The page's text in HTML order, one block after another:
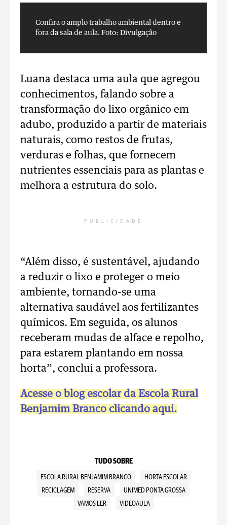
Confira o amplo trabalho ambiental dentro e
fora da sala de aula. Foto: Divulgação
Luana destaca uma aula que agregou
conhecimentos, falando sobre a
transformação do lixo orgânico em
adubo, produzido a partir de materiais
naturais, como restos de frutas,
verduras e folhas, que fornecem
nutrientes essenciais para as plantas e
melhora a estrutura do solo.
PUBLICIDADE
“Além disso, é sustentável, ajudando
a reduzir o lixo e proteger o meio
ambiente, tornando-se uma
alternativa saudável aos fertilizantes
químicos. Em seguida, os alunos
receberam mudas de alface e repolho,
para estarem plantando em nossa
horta”, conclui a professora.
Acesse o blog escolar da Escola Rural
Benjamim Branco clicando aqui.
TUDO SOBRE
ESCOLA RURAL BENJAMIM BRANCO
HORTA ESCOLAR
RECICLAGEM
RESERVA
UNIMED PONTA GROSSA
VAMOS LER
VIDEOAULA